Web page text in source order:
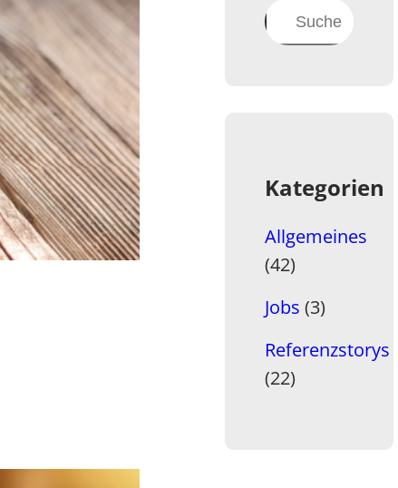
Suchen
Kategorien
Allgemeines
(42)
Jobs (3)
Referenzstorys
(22)